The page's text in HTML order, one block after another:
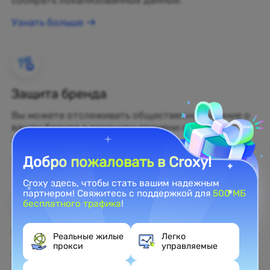
Узнать больше
Защита бренда
Вы можете отслеживать общественное мнение о
вашем бренде в реальном времени с помощью
жилых прокси.
Узнать больше
Веб-скрейпинг
Собирайте нераскрытые данные и превращайте
их в прибыльные бизнес-решения.
Добро пожаловать в Croxy!
Croxy здесь, чтобы стать вашим надежным
партнером! Свяжитесь с поддержкой для500 МБ
бесплатного трафика!
Реальные жилые
прокси
Легко
управляемые